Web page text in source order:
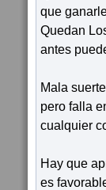
que
Quedan
antes
Mala
pero falla
cualquier
Hay que
es